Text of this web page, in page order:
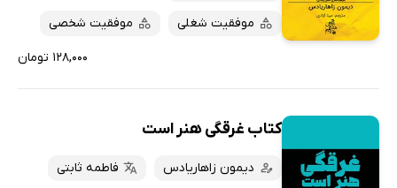
موفقیت شغلی موفقیت شخصی
۱۲۸,۰۰۰ تومان
کتاب غرقگی هنر است
دیمون زاهاریادس فاطمه ثابتی